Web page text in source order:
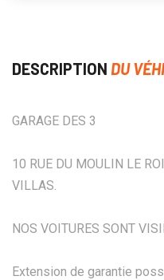
DESCRIPTION DU
GARAGE DES 3
10 RUE DU MOULIN LE
VILLAS.
NOS VOITURES SONT
Extension de garantie